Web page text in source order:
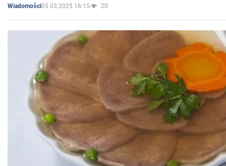
Wiadomości05.03.2025 16:15 20